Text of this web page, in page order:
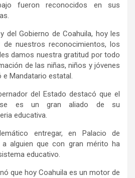
fueron reconocidos en sus
del Gobierno de Coahuila, hoy les
de nuestros reconocimientos, los
damos nuestra gratitud por todo
de las niñas, niños y jóvenes
e Mandatario estatal.
del Estado destacó que el
es un gran aliado de su
educativa.
entregar, en Palacio de
a alguien que con gran mérito ha
educativo.
que hoy Coahuila es un motor de